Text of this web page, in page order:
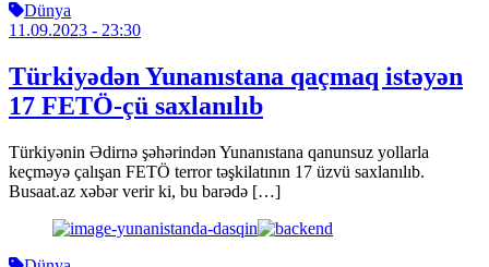
Dünya
11.09.2023 - 23:30
Türkiyədən Yunanıstana qaçmaq istəyən
17 FETÖ-çü saxlanılıb
Türkiyənin Ədirnə şəhərindən Yunanıstana qanunsuz yollarla
keçməyə çalışan FETÖ terror təşkilatının 17 üzvü saxlanılıb.
Busaat.az xəbər verir ki, bu barədə […]